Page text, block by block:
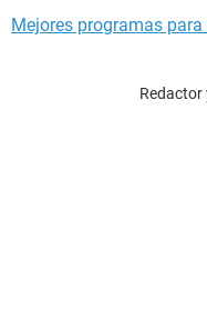
Mejores programas
Redactor